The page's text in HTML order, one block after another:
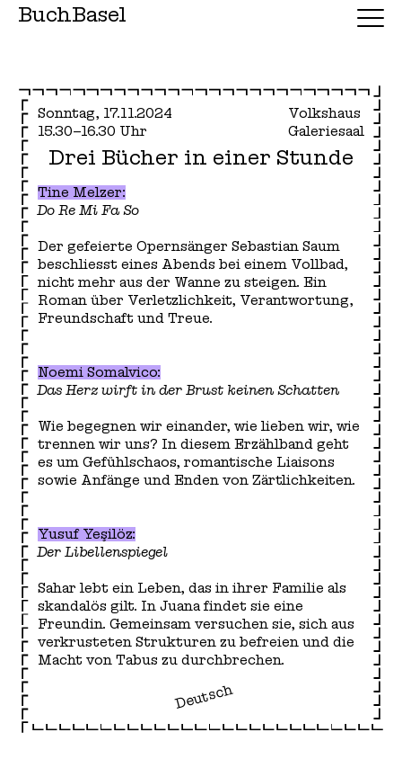
BuchBasel
Sonntag, 17.11.2024
15.30–16.30 Uhr
Volkshaus
Galeriesaal
Drei Bücher in einer Stunde
Tine Melzer:
Do Re Mi Fa So
Der gefeierte Opernsänger Sebastian Saum
beschliesst eines Abends bei einem Vollbad,
nicht mehr aus der Wanne zu steigen. Ein
Roman über Verletzlichkeit, Verantwortung,
Freundschaft und Treue.
Noemi Somalvico:
Das Herz wirft in der Brust keinen Schatten
Wie begegnen wir einander, wie lieben wir, wie
trennen wir uns? In diesem Erzählband geht
es um Gefühlschaos, romantische Liaisons
sowie Anfänge und Enden von Zärtlichkeiten.
Yusuf Yeşilöz:
Der Libellenspiegel
Sahar lebt ein Leben, das in ihrer Familie als
skandalös gilt. In Juana findet sie eine
Freundin. Gemeinsam versuchen sie, sich aus
verkrusteten Strukturen zu befreien und die
Macht von Tabus zu durchbrechen.
Deutsch